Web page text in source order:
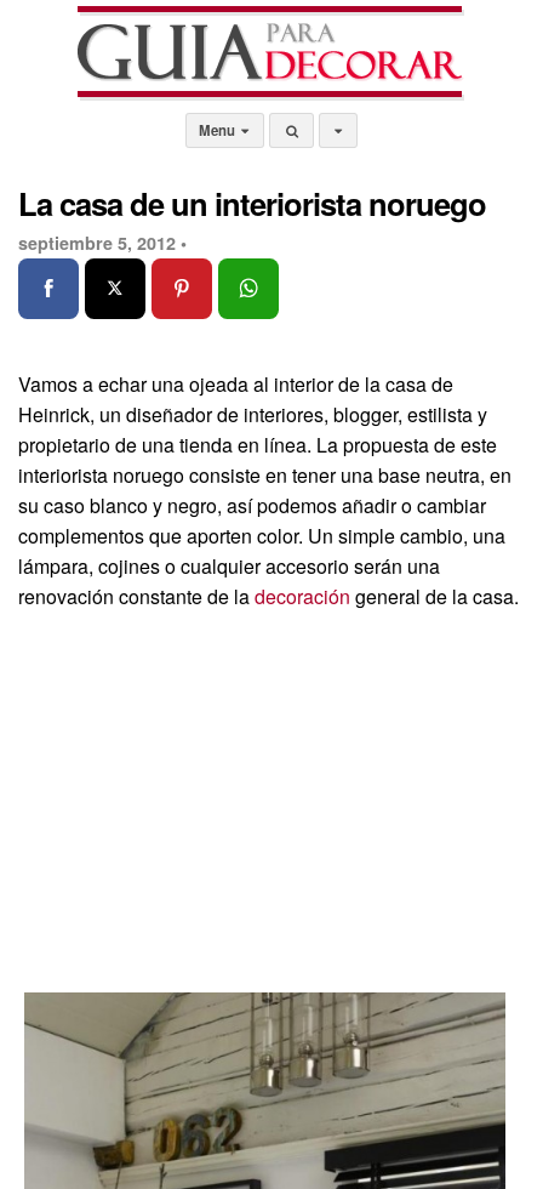
Menu
La casa de un interiorista noruego
septiembre 5, 2012 •
Vamos a echar una ojeada al interior de la casa de
Heinrick, un diseñador de interiores, blogger, estilista y
propietario de una tienda en línea. La propuesta de este
interiorista noruego consiste en tener una base neutra, en
su caso blanco y negro, así podemos añadir o cambiar
complementos que aporten color. Un simple cambio, una
lámpara, cojines o cualquier accesorio serán una
renovación constante de ladecoración general de la casa.